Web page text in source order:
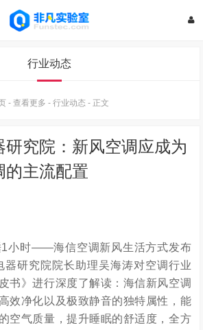
行业动态
- 查看更多 - 行业动态 - 正文
研究院：新风空调应成为
的主流配置
1小时——海信空调新风生活方式发布
器研究院院长助理吴海涛对空调行业
书》进行深度了解读 ： 海信新风空调
效净化以及极致静音的独特属性，能
空气质量，提升睡眠的舒适度，全方